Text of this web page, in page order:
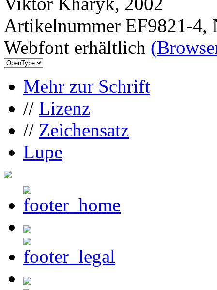
Artikelnummer EF9821-4,
Webfont erhältlich
Mehr zur Schrift
// Lizenz
// Zeichensatz
Lupe